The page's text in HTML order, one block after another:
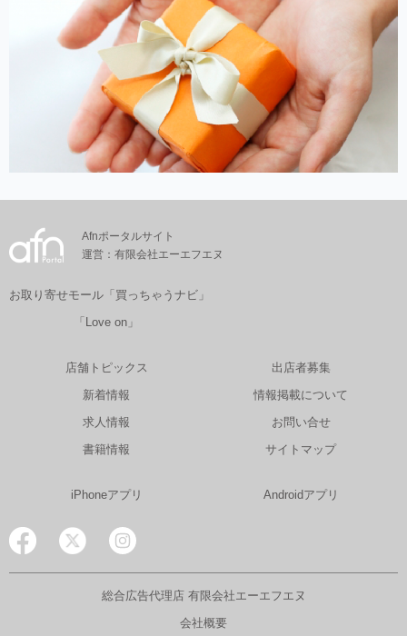
Afnポータルサイト
運営：有限会社エーエフエヌ
お取り寄せモール「買っちゃうナビ」
「Love on」
店舗トピックス
新着情報
求人情報
書籍情報
出店者募集
情報掲載について
お問い合せ
サイトマップ
iPhoneアプリ Androidアプリ
総合広告代理店 有限会社エーエフエヌ
会社概要